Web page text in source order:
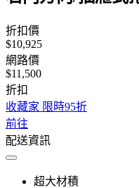
折扣價
$10,925
網路價
$11,500
折扣
收藏家 限時95折
前往
配送資訊
超大材積